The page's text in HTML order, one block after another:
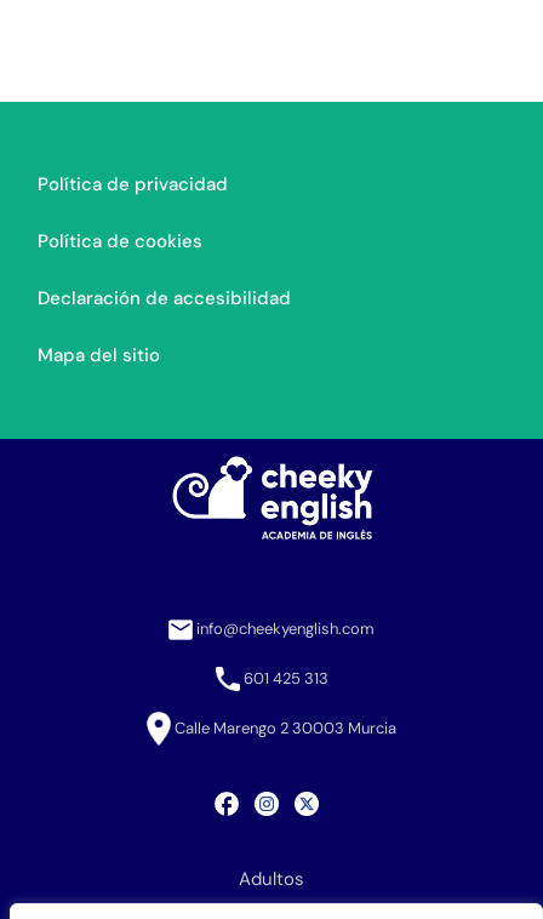
Política de privacidad
Política de cookies
Declaración de accesibilidad
Mapa del sitio
info@cheekyenglish.com
601 425 313
Calle Marengo 2 30003 Murcia
Adultos